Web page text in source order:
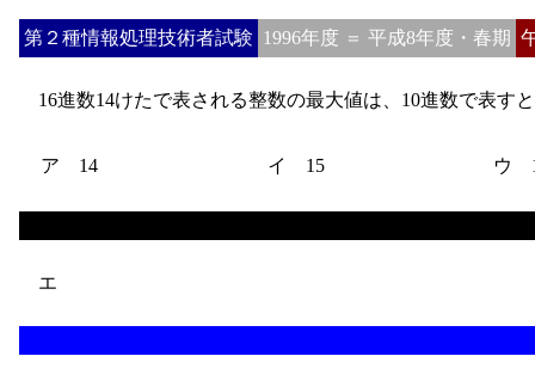
第２種情報処理技術者試験 1996年度 ＝ 平成8年度・春期
16進数14けたで表される整数の最大値は、10進数で表す
ア 14 イ 15 ウ
エ